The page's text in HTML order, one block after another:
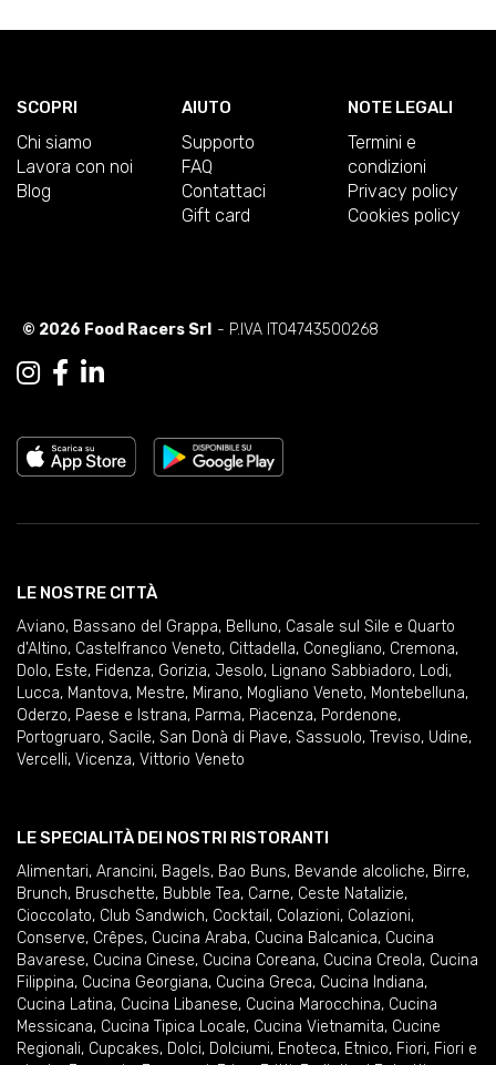
SCOPRI
Chi siamo
Lavora con noi
Blog
AIUTO
Supporto
FAQ
Contattaci
Gift card
NOTE LEGALI
Termini e
condizioni
Privacy policy
Cookies policy
© 2026 Food Racers Srl - P.IVA IT04743500268
LE NOSTRE CITTÀ
Aviano, Bassano del Grappa, Belluno, Casale sul Sile e Quarto
d'Altino, Castelfranco Veneto, Cittadella, Conegliano, Cremona,
Dolo, Este, Fidenza, Gorizia, Jesolo, Lignano Sabbiadoro, Lodi,
Lucca, Mantova, Mestre, Mirano, Mogliano Veneto, Montebelluna,
Oderzo, Paese e Istrana, Parma, Piacenza, Pordenone,
Portogruaro, Sacile, San Donà di Piave, Sassuolo, Treviso, Udine,
Vercelli, Vicenza, Vittorio Veneto
LE SPECIALITÀ DEI NOSTRI RISTORANTI
Alimentari, Arancini, Bagels, Bao Buns, Bevande alcoliche, Birre,
Brunch, Bruschette, Bubble Tea, Carne, Ceste Natalizie,
Cioccolato, Club Sandwich, Cocktail , Colazioni, Colazioni,
Conserve, Crêpes, Cucina Araba, Cucina Balcanica, Cucina
Bavarese, Cucina Cinese, Cucina Coreana, Cucina Creola, Cucina
Filippina, Cucina Georgiana, Cucina Greca, Cucina Indiana,
Cucina Latina, Cucina Libanese, Cucina Marocchina, Cucina
Messicana, Cucina Tipica Locale, Cucina Vietnamita, Cucine
Regionali, Cupcakes, Dolci, Dolciumi, Enoteca, Etnico, Fiori, Fiori e